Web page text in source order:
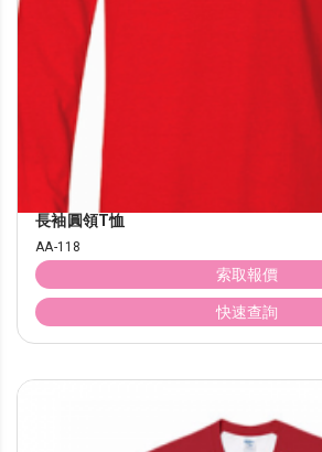
長袖圓領T恤
AA-118
索取報價
快速查詢